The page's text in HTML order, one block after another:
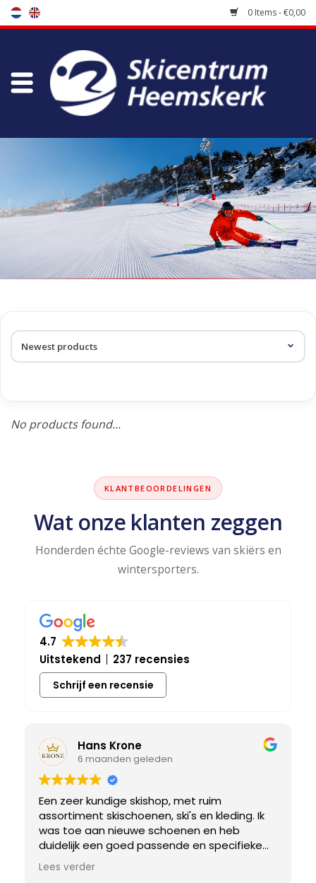
0 Items - €0,00
Store
Maintenance
koopgidsen
Products tagged with
thermobroek
No products found...
KLANTBEOORDELINGEN
Wat onze klanten zeggen
Honderden échte Google-reviews van skiërs en
wintersporters.
4.7
Uitstekend
237 recensies
Schrijf een recensie
Hans Krone
6 maanden geleden
Een zeer kundige skishop, met ruim
assortiment skischoenen, ski's en kleding. Ik
was toe aan nieuwe schoenen en heb
duidelijk een goed passende en specifieke
breedtemaat nodig. Er werd uitgebreid de
tijd genomen om de juiste schoen te vinden.
Lees verder